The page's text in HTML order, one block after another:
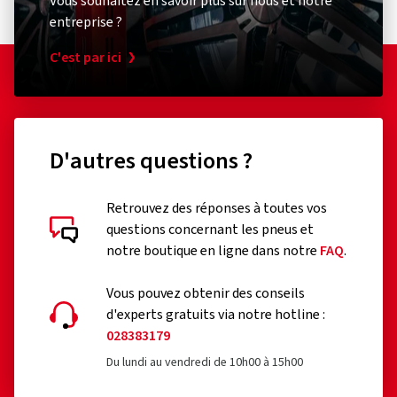
adhérence sur sol mouillé.
Plaisir de conduite :le MICHELIN Road 5 offre un très bon
comportement routier grâce à la technologie brevetée
Évaluations des clients en détail
23/07/2026 Achat vérifié
entreprise ?
C'est par ici
D'autres questions ?
Retrouvez des réponses à toutes vos
questions concernant les pneus et
notre boutique en ligne dans notre FAQ.
Vous pouvez obtenir des conseils
d'experts gratuits via notre hotline :
028383179
Du lundi au vendredi de 10h00 à 15h00